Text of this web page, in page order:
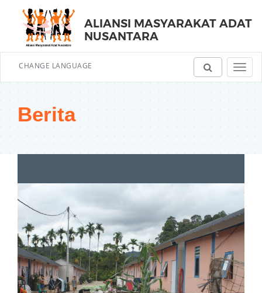
ALIANSI MASYARAKAT ADAT
NUSANTARA
CHANGE LANGUAGE
Berita